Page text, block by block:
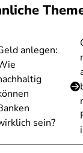
anlegen:
sein?